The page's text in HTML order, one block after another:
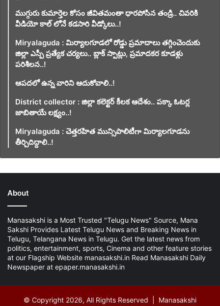
ముగ్గురు కుమార్తెల కోసం జీవితమంతా ధారపోసిన తండ్రి.. చివరికి
వీడియో కాల్ లోనే కడసారి వీడ్కోలు..!
Miryalaguda : మిర్యాలగూడలో రోడ్డు ప్రమాదాలు తగ్గించెందుకు
జిల్లా ఎస్పీ ప్రత్యేక చర్యలు.. బ్లాక్ స్పాట్లు, ప్రమాదకర కూడళ్లు
పరిశీలన..!
ఆపదలో ఉన్న వారిని ఆదుకోవాలి..!
District collector : జిల్లా కలెక్టర్ కీలక ఆదేశం.. పక్కా ఓటర్ల
జాబితాయే లక్ష్యం..!
Miryalaguda : చెత్తరహిత మున్సిపాలిటీగా మిర్యాలగూడను
తీర్చిదిద్దాలి..!
About
Manasakshi is a Most Trusted "Telugu News" Source, Mana
Sakshi Provides Latest Telugu News and Breaking News in
Telugu, Telangana News in Telugu. Get the latest news from
politics, entertainment, sports, Cinema and other feature stories
at our Flagship Website manasakshi.in Read Manasakshi Daily
Newspaper at epaper.manasakshi.in
© Copyright 2026, All Rights Reserved | Manasakshi